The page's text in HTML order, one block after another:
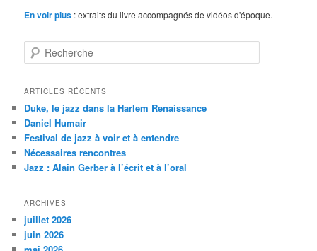
En voir plus : extraits du livre accompagnés de vidéos d'époque.
e
h
r
c
h
e
ARTICLES RÉCENTS
Duke, le jazz dans la Harlem Renaissance
Daniel Humair
Festival de jazz à voir et à entendre
Nécessaires rencontres
Jazz : Alain Gerber à l’écrit et à l’oral
ARCHIVES
juillet 2026
juin 2026